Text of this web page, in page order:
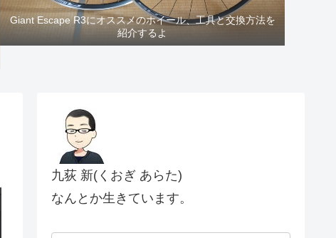
Giant Escape R3にオススメのホイール、工具と交換方法を
紹介するよ
九荻 新(くおぎ あらた)
なんとか生きています。